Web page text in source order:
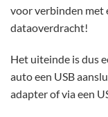
voor verbinden met
dataoverdracht!
Het uiteinde is dus
auto een USB
adapter of via een